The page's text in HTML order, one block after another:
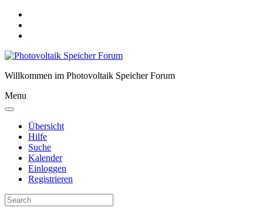
Willkommen im Photovoltaik Speicher Forum
Menu
Übersicht
Hilfe
Suche
Kalender
Einloggen
Registrieren